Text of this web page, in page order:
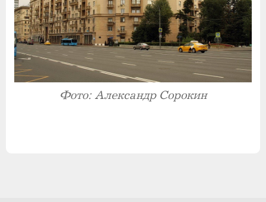
Фото: Александр Сорокин